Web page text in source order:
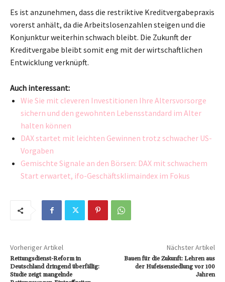
Es ist anzunehmen, dass die restriktive Kreditvergabepraxis
vorerst anhält, da die Arbeitslosenzahlen steigen und die
Konjunktur weiterhin schwach bleibt. Die Zukunft der
Kreditvergabe bleibt somit eng mit der wirtschaftlichen
Entwicklung verknüpft.
Auch interessant:
Wie Sie mit cleveren Investitionen Ihre Altersvorsorge
sichern und den gewohnten Lebensstandard im Alter
halten können
DAX startet mit leichten Gewinnen trotz schwacher US-
Vorgaben
Gemischte Signale an den Börsen: DAX mit schwachem
Start erwartet, ifo-Geschäftsklimaindex im Fokus
Vorheriger Artikel
Rettungsdienst-Reform in
Deutschland dringend überfällig:
Studie zeigt mangelnde
Nächster Artikel
Bauen für die Zukunft: Lehren aus
der Hufeisensiedlung vor 100
Jahren